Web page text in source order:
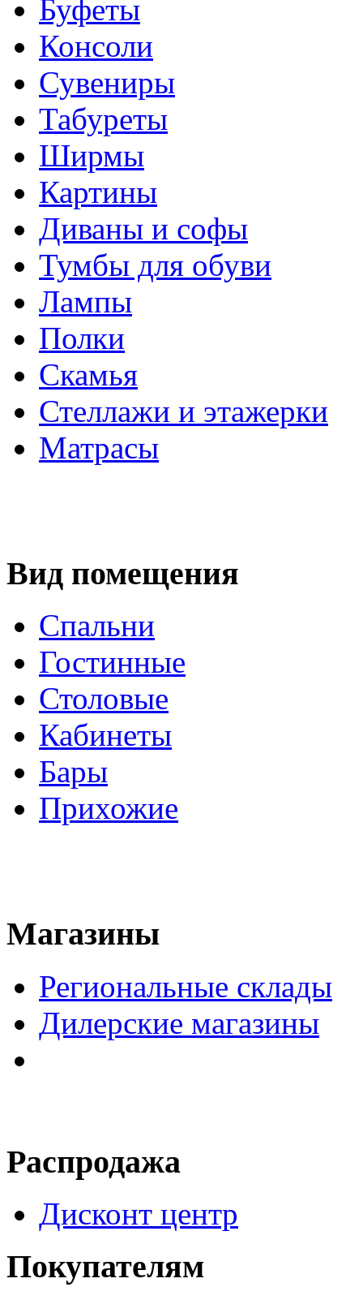
Буфеты
Консоли
Сувениры
Табуреты
Ширмы
Картины
Диваны и софы
Тумбы для обуви
Лампы
Полки
Скамья
Стеллажи и этажерки
Матрасы
Вид помещения
Спальни
Гостинные
Столовые
Кабинеты
Бары
Прихожие
Магазины
Региональные склады
Дилерские магазины
Распродажа
Дисконт центр
Покупателям